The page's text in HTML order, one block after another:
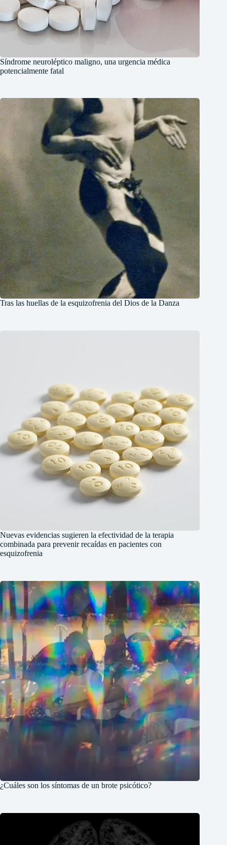
Síndrome neuroléptico maligno, una urgencia médica
potencialmente fatal
Tras las huellas de la esquizofrenia del Dios de la Danza
Nuevas evidencias sugieren la efectividad de la terapia
combinada para prevenir recaídas en pacientes con
esquizofrenia
¿Cuáles son los síntomas de un brote psicótico?